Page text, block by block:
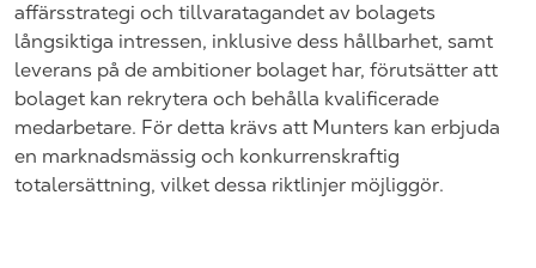
affärsstrategi och tillvaratagandet av bolagets
långsiktiga intressen, inklusive dess hållbarhet, samt
leverans på de ambitioner bolaget har, förutsätter att
bolaget kan rekrytera och behålla kvalificerade
medarbetare. För detta krävs att Munters kan erbjuda
en marknadsmässig och konkurrenskraftig
totalersättning, vilket dessa riktlinjer möjliggör.